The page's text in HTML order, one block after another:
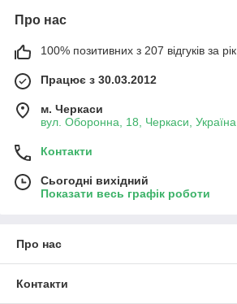
Про нас
100% позитивних з 207 відгуків за рік
Працює з 30.03.2012
м. Черкаси
вул. Оборонна, 18, Черкаси, Україна
Контакти
Сьогодні вихідний
Показати весь графік роботи
Про нас
Контакти